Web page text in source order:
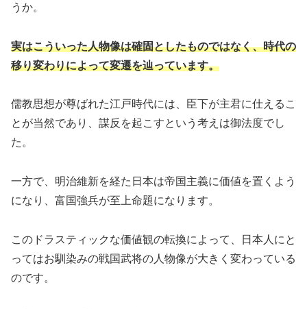
うか。
実はこういった人物像は確固としたものではなく、時代の
移り変わりによって変遷を辿っています。
儒教思想が尊ばれた江戸時代には、臣下が主君に仕えるこ
とが当然であり、謀反を起こすという考えは御法度でし
た。
一方で、明治維新を経た日本は帝国主義に価値を置くよう
になり、富国強兵が至上命題になります。
このドラスティックな価値観の転換によって、日本人にと
ってはお馴染みの戦国武将の人物像が大きく変わっている
のです。